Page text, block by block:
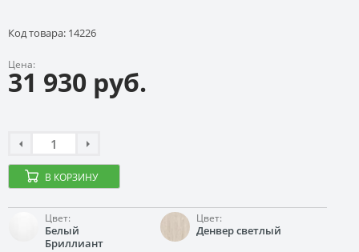
Код товара: 14226
Цена:
31 930 руб.
В КОРЗИНУ
Цвет:
Белый
Бриллиант
Цвет:
Денвер светлый